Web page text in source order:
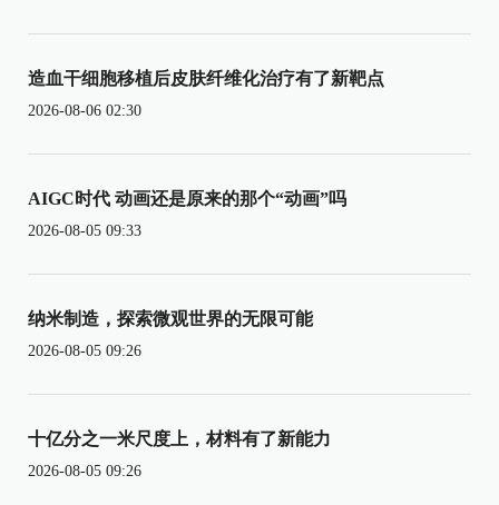
造血干细胞移植后皮肤纤维化治疗有了新靶点
2026-08-06 02:30
AIGC时代 动画还是原来的那个“动画”吗
2026-08-05 09:33
纳米制造，探索微观世界的无限可能
2026-08-05 09:26
十亿分之一米尺度上，材料有了新能力
2026-08-05 09:26